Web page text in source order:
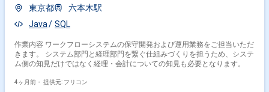
東京都
六本木駅
Java
SQL
作業内容 ワークフローシステムの保守開発および運用業務をご担当いただ
きます。 システム部門と経理部門を繋ぐ仕組みづくりを担うため、システ
ム側の知見だけではなく経理・会計についての知見も必要となります。
4ヶ月前・ 提供元: フリコン